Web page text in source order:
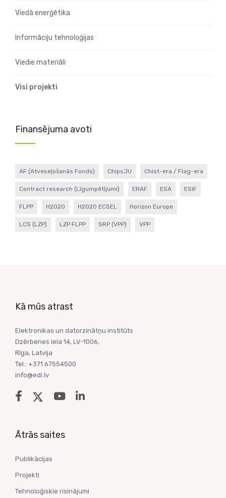
Viedā enerģētika
Informāciju tehnoloģijas
Viedie materiāli
Visi projekti
Finansējuma avoti
AF (Atveseļošanās Fonds) ChipsJU Chist-era / Flag-era
Contract research (Līgumpētījumi) ERAF ESA ESIF
FLPP H2020 H2020 ECSEL Horizon Europe
LCS (LZP) LZP FLPP SRP (VPP) VPP
Kā mūs atrast
Elektronikas un datorzinātņu institūts
Dzērbenes iela 14, LV-1006,
Rīga, Latvija
Tel.: +371 67554500
info@edi.lv
Ātrās saites
Publikācijas
Projekti
Tehnoloģiskie risinājumi